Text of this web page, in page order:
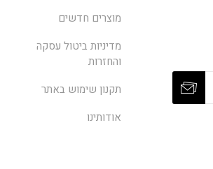
מוצרים חדשים
מדיניות ביטול עסקה
והחזרות
תקנון שימוש באתר
אודותינו